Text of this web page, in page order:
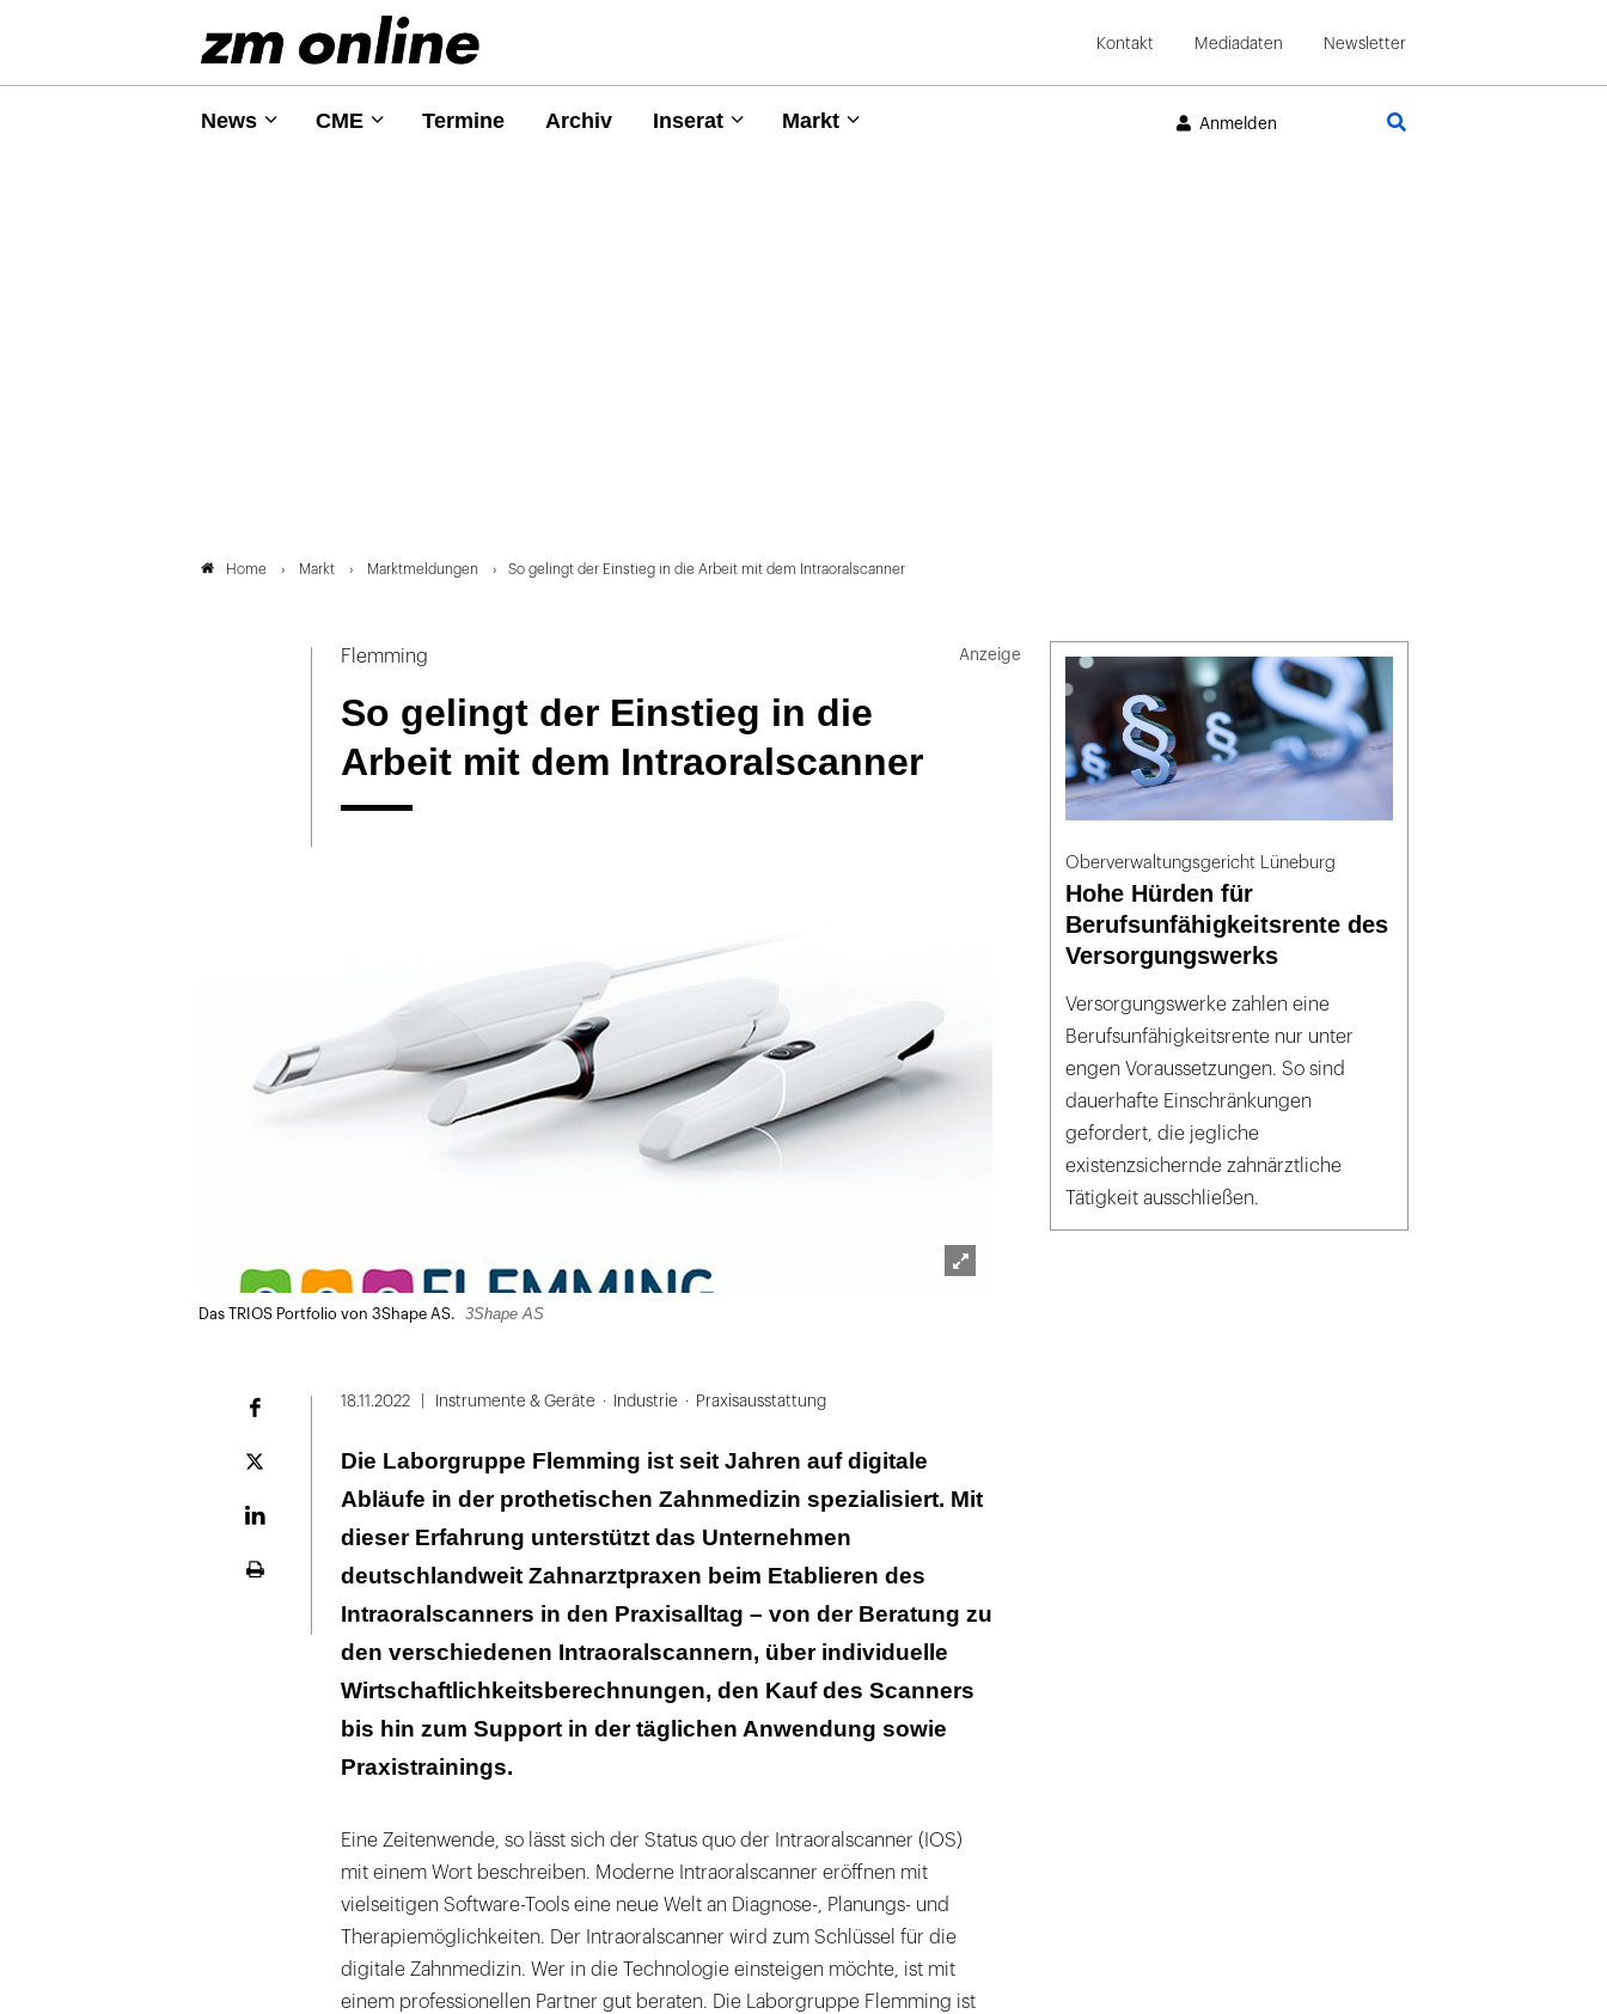
Kontakt Mediadaten Newsletter
News CME Termine Archiv Inserat Markt Anmelden
Home Markt Marktmeldungen So gelingt der Einstieg in die Arbeit mit dem Intraoralscanner
Flemming
So gelingt der Einstieg in die
Arbeit mit dem Intraoralscanner
Das TRIOS Portfolio von 3Shape AS. 3Shape AS
Plattform
18.11.2022 Instrumente & Geräte Industrie Praxisausstattung
Die Laborgruppe Flemming ist seit Jahren auf digitale
Abläufe in der prothetischen Zahnmedizin spezialisiert. Mit
dieser Erfahrung unterstützt das Unternehmen
deutschlandweit Zahnarztpraxen beim Etablieren des
Intraoralscanners in den Praxisalltag – von der Beratung zu
den verschiedenen Intraoralscannern, über individuelle
Wirtschaftlichkeitsberechnungen, den Kauf des Scanners
bis hin zum Support in der täglichen Anwendung sowie
Praxistrainings.
Eine Zeitenwende, so lässt sich der Status quo der Intraoralscanner (IOS)
mit einem Wort beschreiben. Moderne Intraoralscanner eröffnen mit
vielseitigen Software-Tools eine neue Welt an Diagnose-, Planungs- und
Therapiemöglichkeiten. Der Intraoralscanner wird zum Schlüssel für die
digitale Zahnmedizin. Wer in die Technologie einsteigen möchte, ist mit
einem professionellen Partner gut beraten. Die Laborgruppe Flemming ist
Oberverwaltungsgericht Lüneburg
Hohe Hürden für
Berufsunfähigkeitsrente des
Versorgungswerks
Versorgungswerke zahlen eine
Berufsunfähigkeitsrente nur unter
engen Voraussetzungen. So sind
dauerhafte Einschränkungen
gefordert, die jegliche
existenzsichernde zahnärztliche
Tätigkeit ausschließen.